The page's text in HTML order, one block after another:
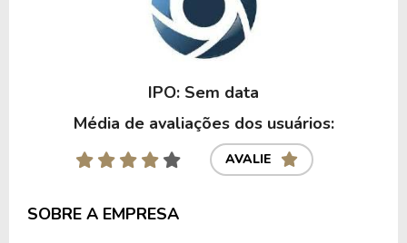
IPO: Sem data
Média de avaliações dos usuários:
AVALIE
SOBRE A EMPRESA